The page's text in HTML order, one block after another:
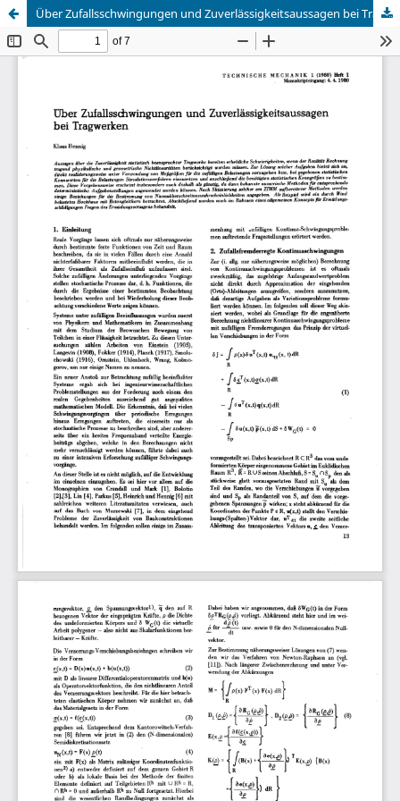
Über Zufallsschwingungen und Zuverlässigkeitsaussagen bei Tragwerken